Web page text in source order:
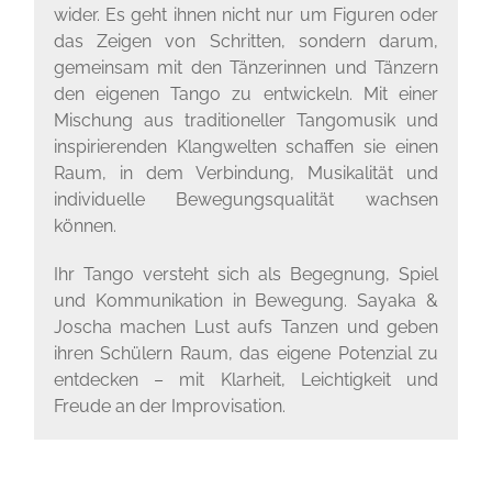
wider. Es geht ihnen nicht nur um Figuren oder
das Zeigen von Schritten, sondern darum,
gemeinsam mit den Tänzerinnen und Tänzern
den eigenen Tango zu entwickeln. Mit einer
Mischung aus traditioneller Tangomusik und
inspirierenden Klangwelten schaffen sie einen
Raum, in dem Verbindung, Musikalität und
individuelle Bewegungsqualität wachsen
können.
Ihr Tango versteht sich als Begegnung, Spiel
und Kommunikation in Bewegung. Sayaka &
Joscha machen Lust aufs Tanzen und geben
ihren Schülern Raum, das eigene Potenzial zu
entdecken – mit Klarheit, Leichtigkeit und
Freude an der Improvisation.